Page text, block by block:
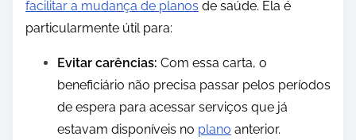
facilitar a mudança de planos de saúde. Ela é
particularmente útil para:
Evitar carências: Com essa carta, o
beneficiário não precisa passar pelos períodos
de espera para acessar serviços que já
estavam disponíveis no plano anterior.